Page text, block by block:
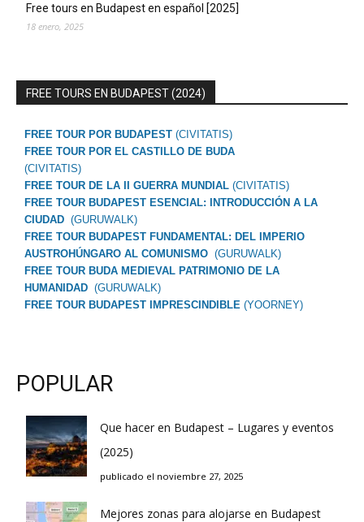
Free tours en Budapest en español [2025]
18 enero, 2025
FREE TOURS EN BUDAPEST (2024)
FREE TOUR POR BUDAPEST (CIVITATIS)
FREE TOUR POR EL CASTILLO DE BUDA
(CIVITATIS)
FREE TOUR DE LA II GUERRA MUNDIAL (CIVITATIS)
FREE TOUR BUDAPEST ESENCIAL: INTRODUCCIÓN A LA
CIUDAD (GURUWALK)
FREE TOUR BUDAPEST FUNDAMENTAL: DEL IMPERIO
AUSTROHÚNGARO AL COMUNISMO (GURUWALK)
FREE TOUR BUDA MEDIEVAL PATRIMONIO DE LA
HUMANIDAD (GURUWALK)
FREE TOUR BUDAPEST IMPRESCINDIBLE (YOORNEY)
POPULAR
Que hacer en Budapest – Lugares y eventos
(2025)
publicado el noviembre 27, 2025
Mejores zonas para alojarse en Budapest